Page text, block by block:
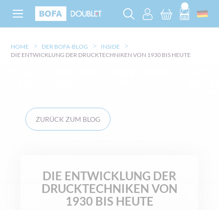
HOME DER BOFA-BLOG
INSIDE
DIE ENTWICKLUNG DER DRUCKTECHNIKEN VON 1930 BIS HEUTE
ZURÜCK ZUM BLOG
DIE ENTWICKLUNG DER
DRUCKTECHNIKEN VON
1930 BIS HEUTE